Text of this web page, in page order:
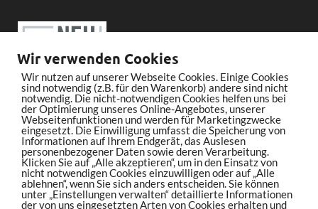
Wir verwenden Cookies
Wir nutzen auf unserer Webseite Cookies. Einige Cookies
sind notwendig (z.B. für den Warenkorb) andere sind nicht
notwendig. Die nicht-notwendigen Cookies helfen uns bei
der Optimierung unseres Online-Angebotes, unserer
Webseitenfunktionen und werden für Marketingzwecke
eingesetzt. Die Einwilligung umfasst die Speicherung von
Informationen auf Ihrem Endgerät, das Auslesen
personenbezogener Daten sowie deren Verarbeitung.
Klicken Sie auf „Alle akzeptieren“, um in den Einsatz von
nicht notwendigen Cookies einzuwilligen oder auf „Alle
ablehnen“, wenn Sie sich anders entscheiden. Sie können
unter „Einstellungen verwalten“ detaillierte Informationen
der von uns eingesetzten Arten von Cookies erhalten und